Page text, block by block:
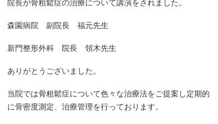
院長が骨粗鬆症の治療について講演をされました。
森園病院 副院長 福元先生
新門整形外科 院長 領木先生
ありがとうございました。
当院では骨粗鬆症について色々な治療法をご提案し定期的
に骨密度測定、治療管理を行っております。